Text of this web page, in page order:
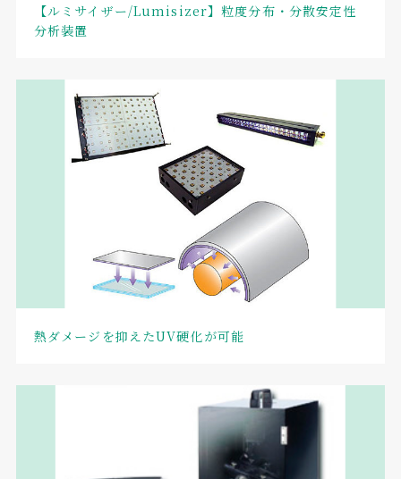
【ルミサイザー/Lumisizer】粒度分布・分散安定性
分析装置
熱ダメージを抑えたUV硬化が可能